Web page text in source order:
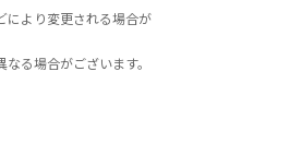
により変更される場合が
る場合がございます。